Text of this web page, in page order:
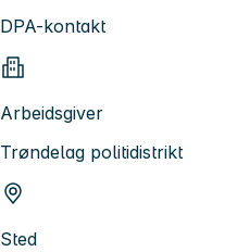
DPA-kontakt
Arbeidsgiver
Trøndelag politidistrikt
Sted